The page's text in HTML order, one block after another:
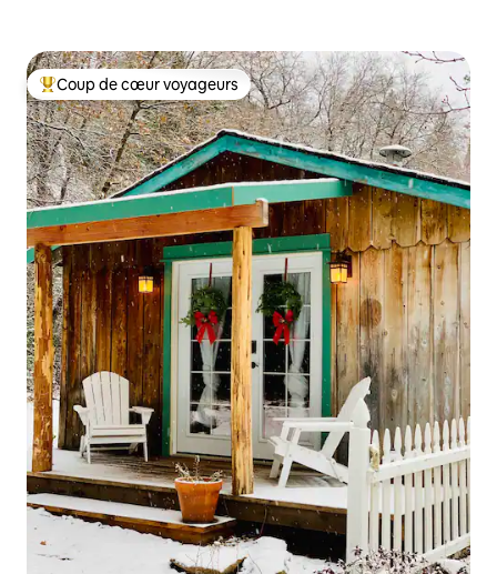
Coups de cœur voyageurs les plus appréciés
Coup de cœur voyageurs